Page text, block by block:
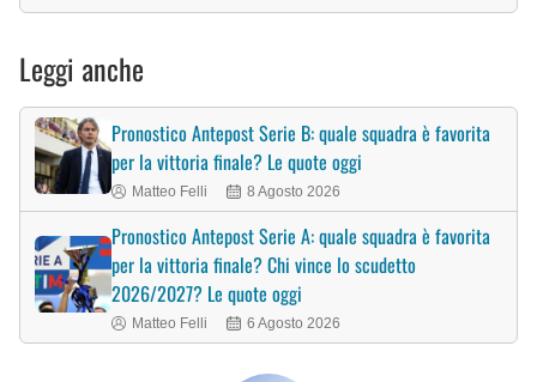
Leggi anche
Pronostico Antepost Serie B: quale squadra è favorita
per la vittoria finale? Le quote oggi
Matteo Felli 8 Agosto 2026
Pronostico Antepost Serie A: quale squadra è favorita
per la vittoria finale? Chi vince lo scudetto
2026/2027? Le quote oggi
Matteo Felli 6 Agosto 2026